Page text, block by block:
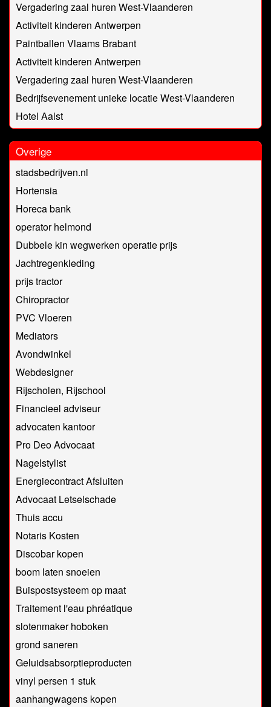
Vergadering zaal huren West-Vlaanderen
Activiteit kinderen Antwerpen
Paintballen Vlaams Brabant
Activiteit kinderen Antwerpen
Vergadering zaal huren West-Vlaanderen
Bedrijfsevenement unieke locatie West-Vlaanderen
Hotel Aalst
Overige
stadsbedrijven.nl
Hortensia
Horeca bank
operator helmond
Dubbele kin wegwerken operatie prijs
Jachtregenkleding
prijs tractor
Chiropractor
PVC Vloeren
Mediators
Avondwinkel
Webdesigner
Rijscholen, Rijschool
Financieel adviseur
advocaten kantoor
Pro Deo Advocaat
Nagelstylist
Energiecontract Afsluiten
Advocaat Letselschade
Thuis accu
Notaris Kosten
Discobar kopen
boom laten snoeien
Buispostsysteem op maat
Traitement l'eau phréatique
slotenmaker hoboken
grond saneren
Geluidsabsorptieproducten
vinyl persen 1 stuk
aanhangwagens kopen